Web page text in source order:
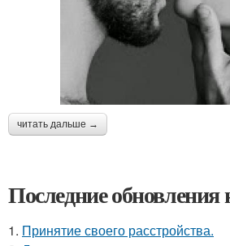
читать дальше →
Последние обновления
1. Принятие своего расстройства.